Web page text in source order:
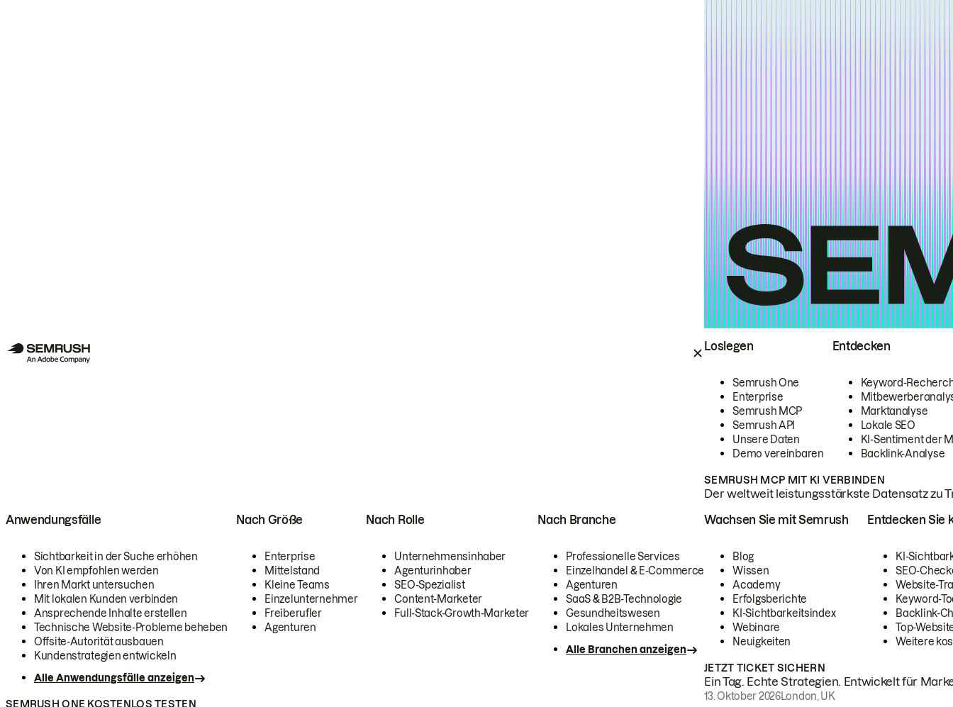
Loslegen
Semrush One
Enterprise
Semrush MCP
Semrush API
Unsere Daten
Demo vereinbaren
Entdecken
Keyword-
Marktanalyse
Lokale SEO
KI-Sentiment der
Backlink-Analyse
SEMRUSH MCP MIT KI VERBINDEN
Der weltweit leistungsstärkste Datensatz zu
Anwendungsfälle
Sichtbarkeit in der Suche erhöhen
Von KI empfohlen werden
Ihren Markt untersuchen
Mit lokalen Kunden verbinden
Ansprechende Inhalte erstellen
Technische Website-Probleme beheben
Offsite-Autorität ausbauen
Kundenstrategien entwickeln
Alle Anwendungsfälle anzeigen
Nach Größe
Enterprise
Mittelstand
Kleine Teams
Einzelunternehmer
Freiberufler
Agenturen
Nach Rolle
Unternehmensinhaber
Agenturinhaber
SEO-Spezialist
Content-Marketer
Full-Stack-Growth-Marketer
Nach Branche
Professionelle Services
Einzelhandel & E-Commerce
Agenturen
SaaS & B2B-Technologie
Gesundheitswesen
Lokales Unternehmen
Alle Branchen anzeigen
SEMRUSH ONE KOSTENLOS TESTEN
Wachsen Sie mit Semrush
Blog
Wissen
Academy
Erfolgsberichte
KI-Sichtbarkeitsindex
Webinare
Neuigkeiten
Entdecken Sie
KI-
SEO-
Website-
Keyword-
Backlink-
Top-
Weitere
JETZT TICKET SICHERN
Ein Tag. Echte Strategien. Entwickelt für
13. Oktober 2026London, UK